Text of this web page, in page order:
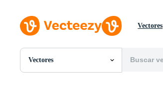
Vectores
Vectores
Todas Imágenes